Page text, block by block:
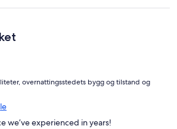
overnattingsstedets bygg og tilstand og
we’ve experienced in years!